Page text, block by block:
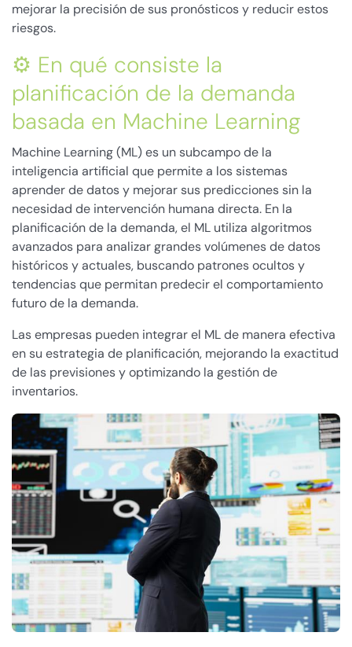
mejorar la precisión de sus pronósticos y reducir estos
riesgos.
⚙️ En qué consiste la
planificación de la demanda
basada en Machine Learning
Machine Learning (ML) es un subcampo de la
inteligencia artificial que permite a los sistemas
aprender de datos y mejorar sus predicciones sin la
necesidad de intervención humana directa. En la
planificación de la demanda, el ML utiliza algoritmos
avanzados para analizar grandes volúmenes de datos
históricos y actuales, buscando patrones ocultos y
tendencias que permitan predecir el comportamiento
futuro de la demanda.
Las empresas pueden integrar el ML de manera efectiva
en su estrategia de planificación, mejorando la exactitud
de las previsiones y optimizando la gestión de
inventarios.